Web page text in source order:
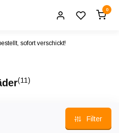
0
sofort verschickt!
(11)
Filter